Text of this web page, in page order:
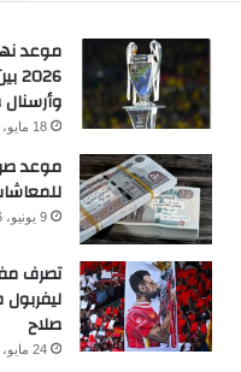
موعد
18 مايو، 2026
موعد
للمعاشات
9 يونيو، 2026
تصرف
صلاح
24 مايو، 2026